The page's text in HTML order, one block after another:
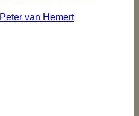
Peter van Hemert